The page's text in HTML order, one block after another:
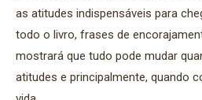
as atitudes indispensáveis para
todo o livro, frases de
mostrará que tudo pode mudar
atitudes e principalmente, quando